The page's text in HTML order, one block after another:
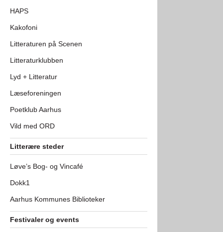
HAPS
Kakofoni
Litteraturen på Scenen
Litteraturklubben
Lyd + Litteratur
Læseforeningen
Poetklub Aarhus
Vild med ORD
Litterære steder
Løve’s Bog- og Vincafé
Dokk1
Aarhus Kommunes Biblioteker
Festivaler og events